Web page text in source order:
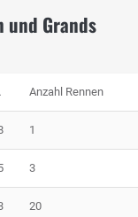
Grands
Anzahl Rennen
1
3
20